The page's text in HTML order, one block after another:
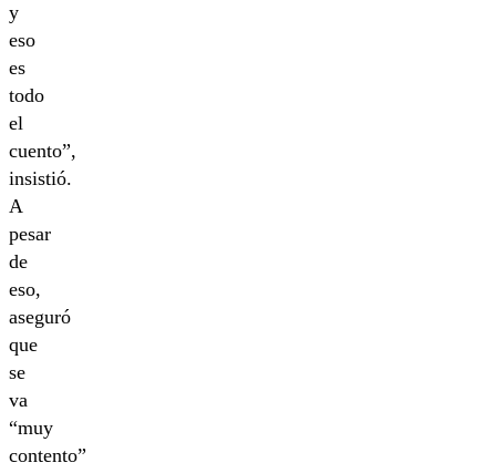
y
eso
es
todo
el
cuento”,
insistió.
A
pesar
de
eso,
aseguró
que
se
va
“muy
contento”